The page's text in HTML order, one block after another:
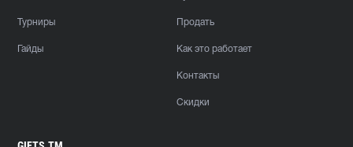
Турниры
Гайды
Продать
Как это работает
Контакты
Скидки